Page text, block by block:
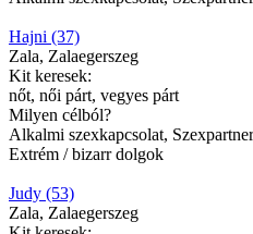
Hajni (37)
Zala, Zalaegerszeg
Kit keresek:
nőt, női párt, vegyes párt
Milyen célból?
Alkalmi szexkapcsolat,
Extrém / bizarr dolgok
Judy (53)
Zala, Zalaegerszeg